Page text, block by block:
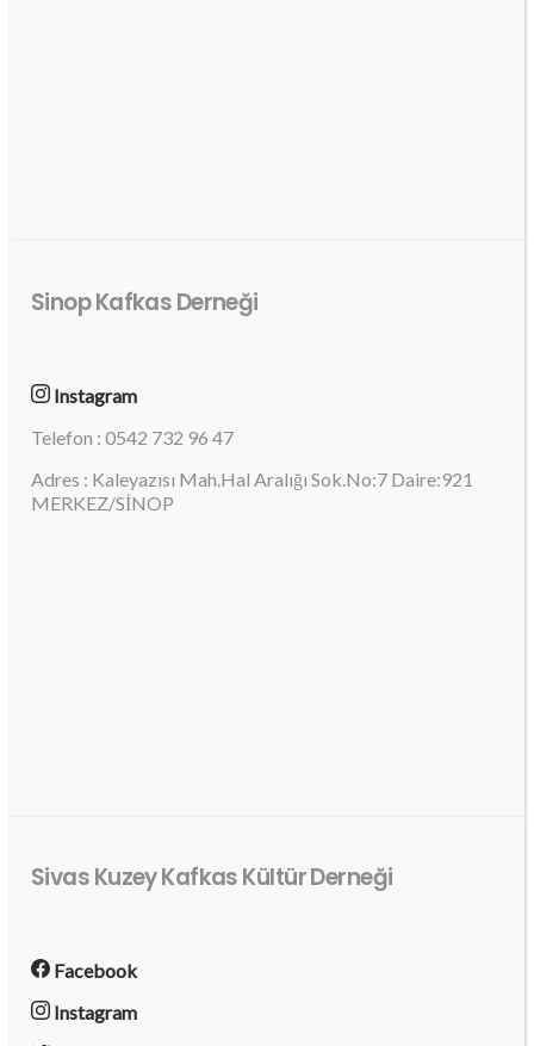
Sinop Kafkas Derneği
Instagram
Telefon : 0542 732 96 47
Adres : Kaleyazısı Mah.Hal Aralığı Sok.No:7 Daire:921
MERKEZ/SİNOP
Sivas Kuzey Kafkas Kültür Derneği
Facebook
Instagram